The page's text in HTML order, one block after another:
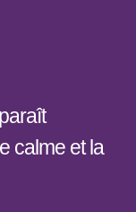
calme et la